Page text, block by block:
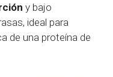
y bajo
ideal para
de una proteína de